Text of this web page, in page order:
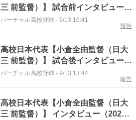
三 前監督）】 試合前インタビュー
（2025年9月13日）
バーチャル高校野球 - 9/13 16:41
報告
高校日本代表【小倉全由監督（日大
三 前監督）】 試合後インタビュー
（2025年9月12日）
バーチャル高校野球 - 9/13 13:44
報告
高校日本代表【小倉全由監督（日大
三 前監督）】 インタビュー（2025